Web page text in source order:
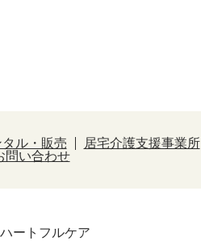
ル・販売 居宅介護支援事業所
問い合わせ
ートフルケア